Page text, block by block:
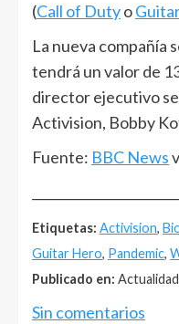
(Call of Dutyo
La nueva compañía
tendrá un valor de
director ejecutivo
Activision, Bobby
Fuente: BBC News
Etiquetas: Activision,
Guitar Hero, Pandemic,
Publicado en:
Sin comentarios